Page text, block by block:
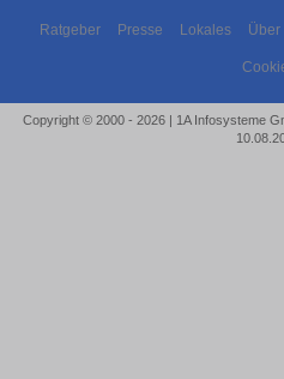
Ratgeber Presse Lokales Über
Copyright © 2000 - 2026 | 1A Infosysteme